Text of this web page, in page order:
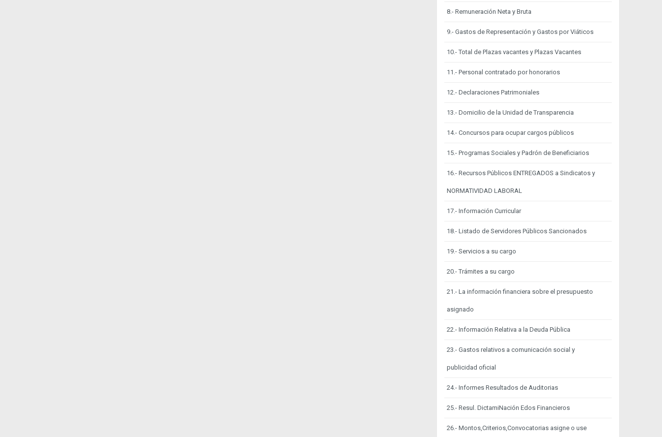
8.- Remuneración Neta y Bruta
9.- Gastos de Representación y Gastos por Viáticos
10.- Total de Plazas vacantes y Plazas Vacantes
11.- Personal contratado por honorarios
12.- Declaraciones Patrimoniales
13.- Domicilio de la Unidad de Transparencia
14.- Concursos para ocupar cargos públicos
15.- Programas Sociales y Padrón de Beneficiarios
16.- Recursos Públicos ENTREGADOS a Sindicatos y
NORMATIVIDAD LABORAL
17.- Información Curricular
18.- Listado de Servidores Públicos Sancionados
19.- Servicios a su cargo
20.- Trámites a su cargo
21.- La información financiera sobre el presupuesto
asignado
22.- Información Relativa a la Deuda Pública
23.- Gastos relativos a comunicación social y
publicidad oficial
24.- Informes Resultados de Auditorias
25.- Resul. DictamiNación Edos Financieros
26.- Montos,Criterios,Convocatorias asigne o use